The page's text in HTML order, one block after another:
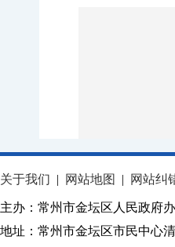
关于我们 | 网站地图 | 网站纠
主办：常州市金坛区人民政府
地址：常州市金坛区市民中心